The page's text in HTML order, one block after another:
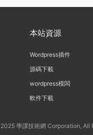
本站資源
Wordpress插件
源碼下載
wordpress模闆
軟件下載
學課技術網 Corporation, All